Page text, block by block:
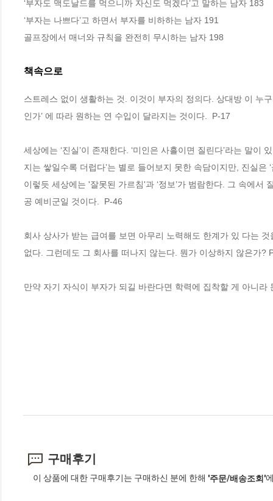
‘부자도 맥도날드를 먹으니까 자신도 먹겠다’고 말하는 남자 183
‘부자는 나쁘다’고 하면서 부자를 비하하는 남자 191
골프장에서 매너와 규칙을 완전히 무시하는 남자 198
책속으로
스트레스 없이 생활하는 것. 이것이 부자의 정의다. 상대방 이 누
인가’ 에 따라 원하는 연 수입이 달라지는 것이다.  P-17
세상에는 ‘진실’이 존재한다. ‘미인은 사흘이면 질린다’라는 말이
지는 쌓일수록 더럽다’는 별로 들어보지 못한 속담이지만, 진실은
이렇듯 세상에는 '잘못된 가르침'과 ‘정보’가 범람한다. 그 속에
공 예비군일 것이다.  P-46
회사 상사가 받는 급여를 보면 아무리 노력해도 한계가 있 다는
없다. 그런데도 그 회사를 떠나지 않는다. 뭔가 이상하지 않은가?
만약 자기 자식이 부자가 되길 바란다면 학력에 집착할 게 아니
구매후기
이 상품에 대한 구매후기는 구매하신 분에 한해 '주문/배송조회'